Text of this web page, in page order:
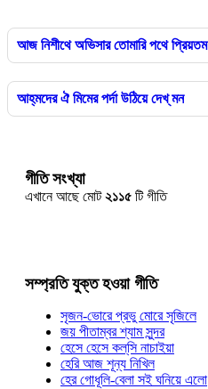
আজ নিশীথে অভিসার তোমারি পথে প্রিয়তম
আহ্‌মদের ঐ মিমের পর্দা উঠিয়ে দেখ্ মন
গীতি সংখ্যা
এখানে আছে মোট২১১৫ টি গীতি
সম্প্রতি যুক্ত হওয়া গীতি
সৃজন-ভোরে প্রভু মোরে সৃজিলে
জয় পীতাম্বর শ্যাম সুন্দর
হেসে হেসে কল্‌সি নাচাইয়া
হেরি আজ শূন্য নিখিল
হের গোধূলি-বেলা সই ঘনিয়ে এলো